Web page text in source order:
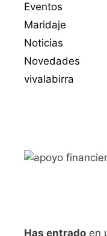
Eventos
Maridaje
Noticias
Novedades
vivalabirra
Has entrado en